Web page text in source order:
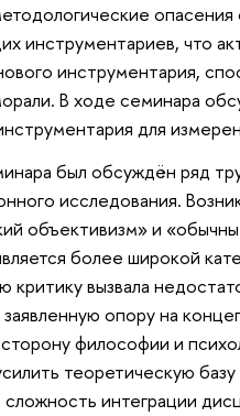
инструментариев, что
инструментария,
В ходе семинара
для
был обсуждён ряд
исследования.
объективизм» и
более широкой
критику вызвала
опору на
философии и
теоретическую
сложность интеграции